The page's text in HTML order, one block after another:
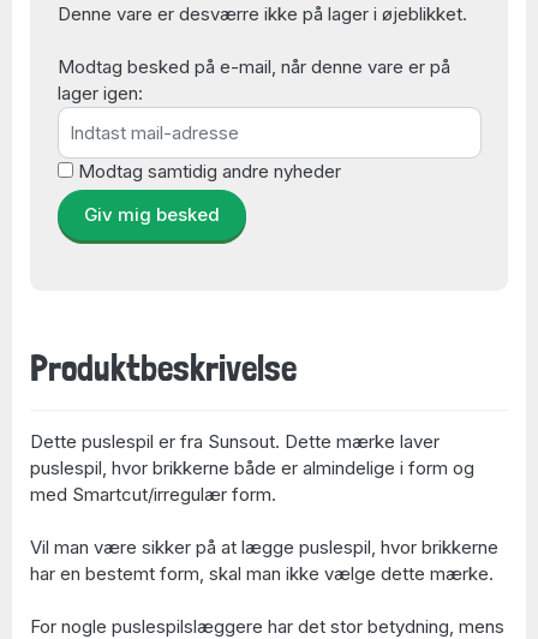
Denne vare er desværre ikke på lager i øjeblikket.
Modtag besked på e-mail, når denne vare er på
lager igen:
Modtag samtidig andre nyheder
Giv mig besked
Produktbeskrivelse
Dette puslespil er fra Sunsout. Dette mærke laver
puslespil, hvor brikkerne både er almindelige i form og
med Smartcut/irregulær form.
Vil man være sikker på at lægge puslespil, hvor brikkerne
har en bestemt form, skal man ikke vælge dette mærke.
For nogle puslespilslæggere har det stor betydning, mens